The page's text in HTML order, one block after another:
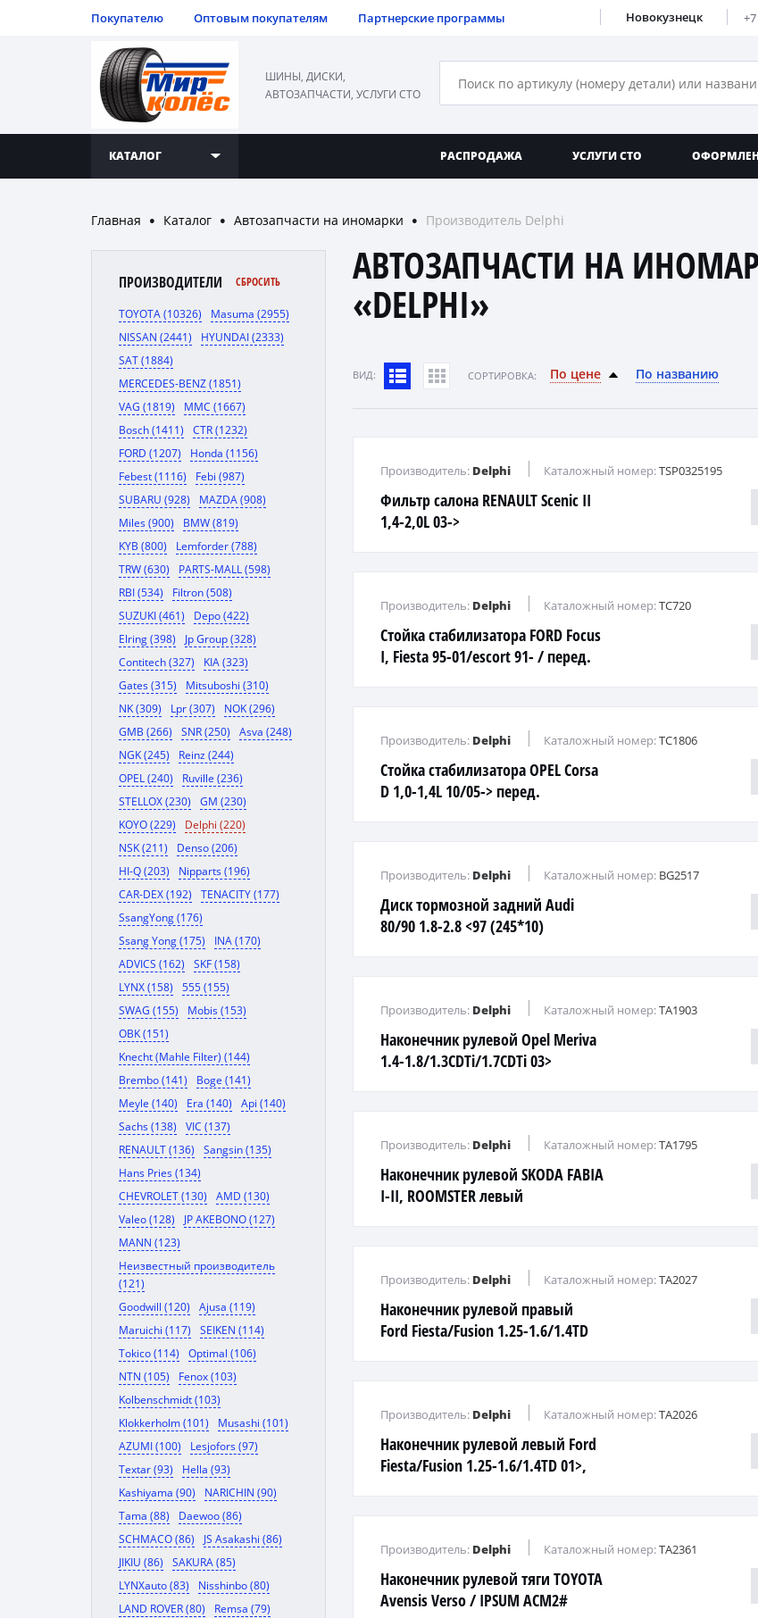
Покупателю Оптовым покупателям Партнерские программы Новокузнецк
ШИНЫ, ДИСКИ,
АВТОЗАПЧАСТИ, УСЛУГИ СТО
КАТАЛОГ РАСПРОДАЖА УСЛУГИ СТО
Главная ● Каталог ● Автозапчасти на иномарки ● Производитель Delphi
ПРОИЗВОДИТЕЛИ СБРОСИТЬ
TOYOTA (10326)
Masuma (2955)
NISSAN (2441)
HYUNDAI (2333)
SAT (1884)
MERCEDES-BENZ (1851)
VAG (1819)
MMC (1667)
Bosch (1411)
CTR (1232)
FORD (1207)
Honda (1156)
Febest (1116)
Febi (987)
SUBARU (928)
MAZDA (908)
Miles (900)
BMW (819)
KYB (800)
Lemforder (788)
TRW (630)
PARTS-MALL (598)
RBI (534)
Filtron (508)
SUZUKI (461)
Depo (422)
Elring (398)
Jp Group (328)
Contitech (327)
KIA (323)
Gates (315)
Mitsuboshi (310)
NK (309)
Lpr (307)
NOK (296)
GMB (266)
SNR (250)
Asva (248)
NGK (245)
Reinz (244)
OPEL (240)
Ruville (236)
STELLOX (230)
GM (230)
KOYO (229)
Delphi (220)
NSK (211)
Denso (206)
HI-Q (203)
Nipparts (196)
CAR-DEX (192)
TENACITY (177)
SsangYong (176)
Ssang Yong (175)
INA (170)
ADVICS (162)
SKF (158)
LYNX (158)
555 (155)
SWAG (155)
Mobis (153)
OBK (151)
Knecht (Mahle Filter) (144)
Brembo (141)
Boge (141)
Meyle (140)
Era (140)
Api (140)
Sachs (138)
VIC (137)
RENAULT (136)
Sangsin (135)
Hans Pries (134)
CHEVROLET (130)
AMD (130)
Valeo (128)
JP AKEBONO (127)
MANN (123)
Неизвестный производитель
(121)
Goodwill (120)
Ajusa (119)
Maruichi (117)
SEIKEN (114)
Tokico (114)
Optimal (106)
NTN (105)
Fenox (103)
Kolbenschmidt (103)
Klokkerholm (101)
Musashi (101)
AZUMI (100)
Lesjofors (97)
Textar (93)
Hella (93)
Kashiyama (90)
NARICHIN (90)
Tama (88)
Daewoo (86)
SCHMACO (86)
JS Asakashi (86)
JIKIU (86)
SAKURA (85)
LYNXauto (83)
Nisshinbo (80)
LAND ROVER (80)
Remsa (79)
АВТОЗАПЧАСТИ НА
«DELPHI»
ВИД: CОРТИРОВКА: По цене По названию
Фильтр салона RENAULT Scenic II
1,4-2,0L 03->
Производитель: Delphi Каталожный номер:TSP0325195
Стойка стабилизатора FORD Focus
I, Fiesta 95-01/escort 91- / перед.
Производитель: Delphi Каталожный номер:TC720
Стойка стабилизатора OPEL Corsa
D 1,0-1,4L 10/05-> перед.
Производитель: Delphi Каталожный номер:TC1806
Диск тормозной задний Audi
80/90 1.8-2.8 <97 (245*10)
Производитель: Delphi Каталожный номер: BG2517
Наконечник рулевой Opel Meriva
1.4-1.8/1.3CDTi/1.7CDTi 03>
Производитель: Delphi Каталожный номер:TA1903
Наконечник рулевой SKODA FABIA
I-II, ROOMSTER левый
Производитель: Delphi Каталожный номер:TA1795
Наконечник рулевой правый
Ford Fiesta/Fusion 1.25-1.6/1.4TD
Производитель: Delphi Каталожный номер:TA2027
Hаконечник рулевой левый Ford
Fiesta/Fusion 1.25-1.6/1.4TD 01>,
Производитель: Delphi Каталожный номер:TA2026
Наконечник рулевой тяги TOYOTA
Avensis Verso / IPSUM ACM2#
Производитель: Delphi Каталожный номер:TA2361